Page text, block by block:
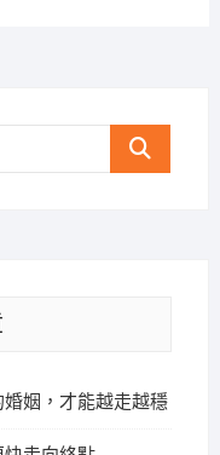
Search
姻，才能越走越穩